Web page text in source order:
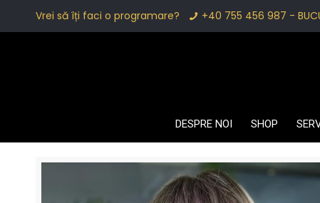
Vrei să îți faci o programare? +40 755 456 987 -
DESPRE NOI SHOP